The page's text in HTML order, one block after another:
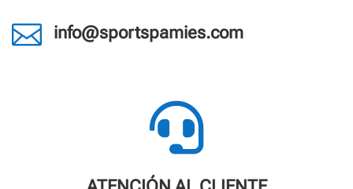
 info@sportspamies.com
